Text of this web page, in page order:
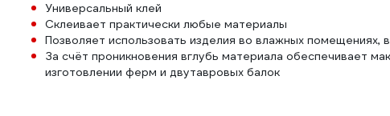
Универсальный клей
Склеивает практически любые материалы
Позволяет использовать изделия во влажных помещениях,
За счёт проникновения вглубь материала обеспечивает
изготовлении ферм и двутавровых балок